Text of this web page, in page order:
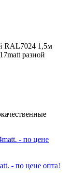
RAL7024 1,5м
разной
- по цене опта!